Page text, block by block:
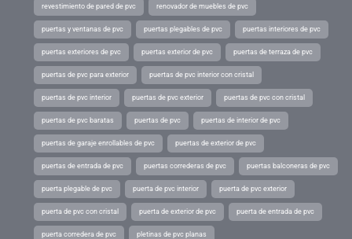
revestimiento de pared de pvc renovador de muebles de pvc
puertas y ventanas de pvc puertas plegables de pvc puertas interiores de pvc
puertas exteriores de pvc puertas exterior de pvc puertas de terraza de pvc
puertas de pvc para exterior puertas de pvc interior con cristal
puertas de pvc interior puertas de pvc exterior puertas de pvc con cristal
puertas de pvc baratas puertas de pvc puertas de interior de pvc
puertas de garaje enrollables de pvc puertas de exterior de pvc
puertas de entrada de pvc puertas correderas de pvc puertas balconeras de pvc
puerta plegable de pvc puerta de pvc interior puerta de pvc exterior
puerta de pvc con cristal puerta de exterior de pvc puerta de entrada de pvc
puerta corredera de pvc pletinas de pvc planas